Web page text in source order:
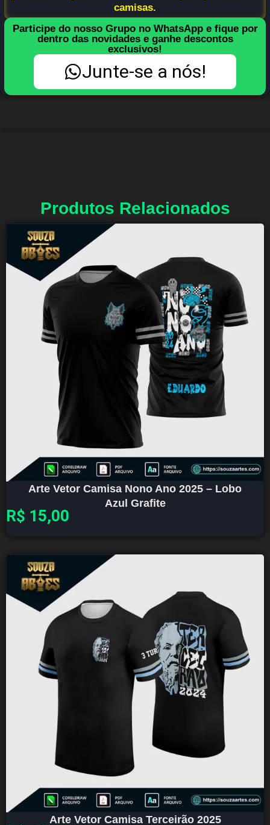
camisas.
Participe do nosso Grupo no WhatsApp e fique por
dentro das novidades e ganhe descontos
exclusivos!
Junte-se a nós!
Produtos Relacionados
Arte Vetor Camisa Nono Ano 2025 – Lobo
Azul Grafite
R$ 15,00
Arte Vetor Camisa Terceirão 2025